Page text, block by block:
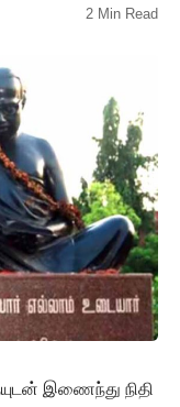
2 Min Read
இணைந்து நிதி